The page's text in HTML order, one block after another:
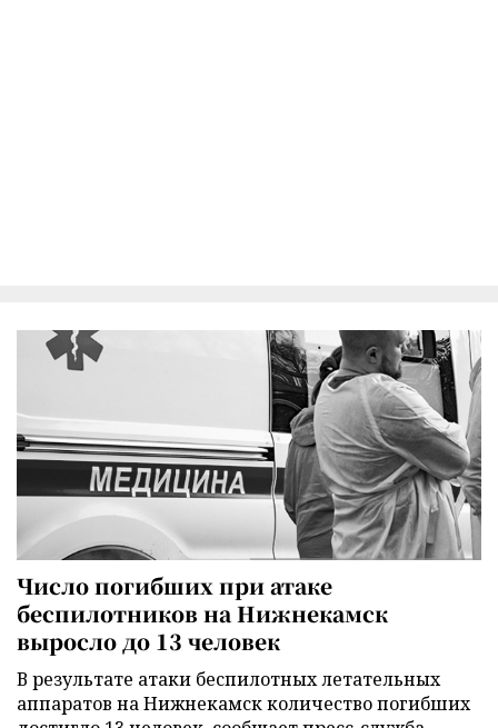
Число погибших при атаке
беспилотников на Нижнекамск
выросло до 13 человек
В результате атаки беспилотных летательных
аппаратов на Нижнекамск количество погибших